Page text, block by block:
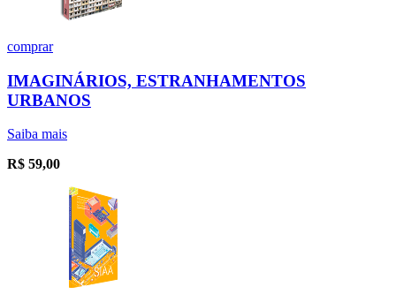
comprar
IMAGINÁRIOS, ESTRANHAMENTOS
URBANOS
Saiba mais
R$ 59,00